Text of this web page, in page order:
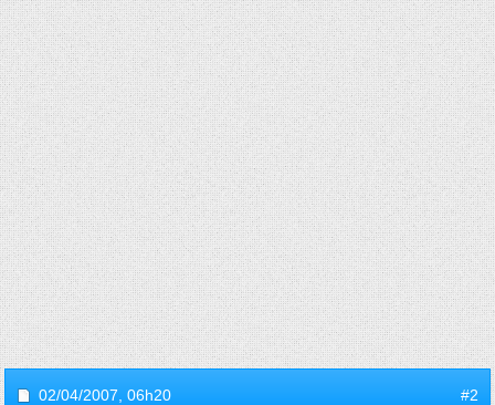
02/04/2007, 06h20 #2